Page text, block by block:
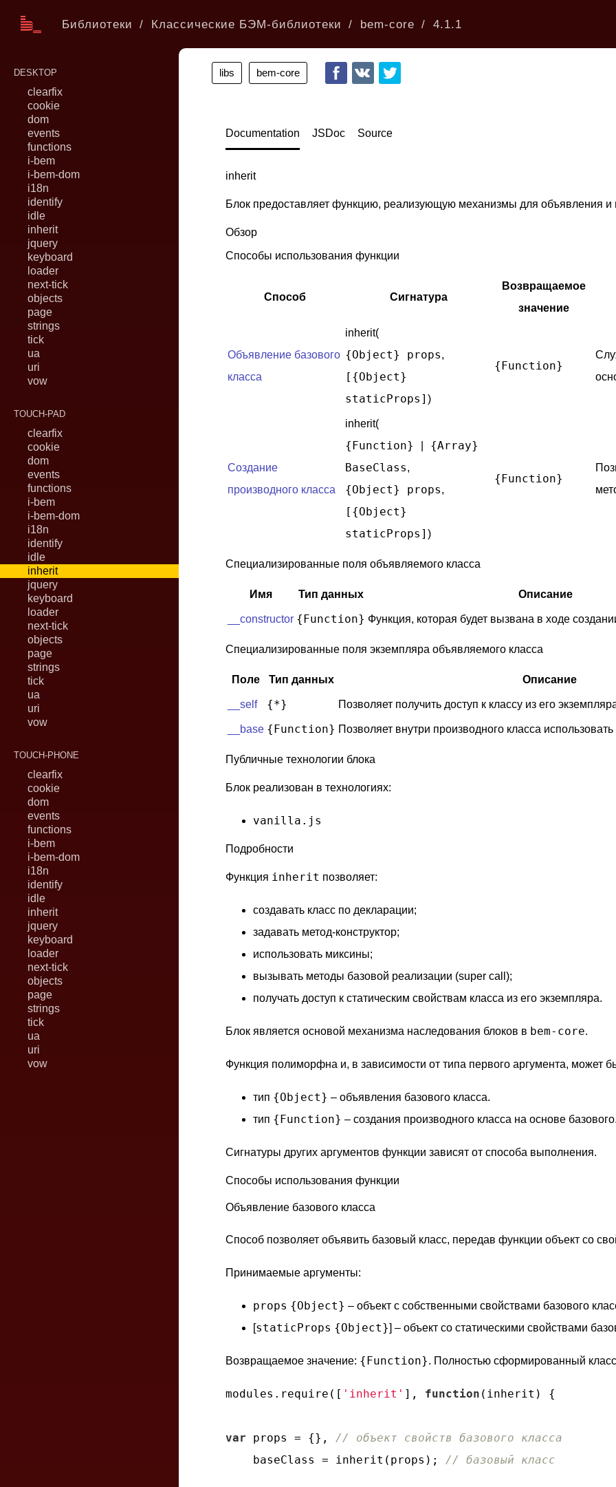
Библиотеки Классические БЭМ-библиотеки bem-core 4.1.1
DESKTOP
clearfix
cookie
dom
events
functions
i-bem
i-bem-dom
i18n
identify
idle
inherit
jquery
keyboard
loader
next-tick
objects
page
strings
tick
ua
uri
vow
TOUCH-PAD
clearfix
cookie
dom
events
functions
i-bem
i-bem-dom
i18n
identify
idle
inherit
jquery
keyboard
loader
next-tick
objects
page
strings
tick
ua
uri
vow
TOUCH-PHONE
clearfix
cookie
dom
events
functions
i-bem
i-bem-dom
i18n
identify
idle
inherit
jquery
keyboard
loader
next-tick
objects
page
strings
tick
ua
uri
vow
Documentation JSDoc Source
inherit
Блок предоставляет функцию, реализующую механизмы для объявления и
Обзор
Способы использования функции
Способ Сигнатура
Возвращаемое
значение
Объявление базового
класса
inherit(
{Object} props,
[{Object}
staticProps] )
{Function}
Создание
производного класса
inherit(
{Function}
{Array}
BaseClass,
{Object} props,
[{Object}
staticProps] )
{Function}
Специализированные поля объявляемого класса
Имя Тип данных Описание
__constructor {Function} Функция, которая будет вызвана в ходе
Специализированные поля экземпляра объявляемого класса
Поле Тип данных Описание
__self {*} Позволяет получить доступ к классу из его
__base {Function} Позволяет внутри производного класса
Публичные технологии блока
Блок реализован в технологиях:
vanilla.js
Подробности
Функция inherit позволяет:
создавать класс по декларации;
задавать метод-конструктор;
использовать миксины;
вызывать методы базовой реализации (super call);
получать доступ к статическим свойствам класса из его экземпляра.
Блок является основой механизма наследования блоков в bem-core.
Функция полиморфна и, в зависимости от типа первого аргумента, может
тип {Object} – объявления базового класса.
тип {Function} – создания производного класса на основе базового.
Сигнатуры других аргументов функции зависят от способа выполнения.
Способы использования функции
Объявление базового класса
Способ позволяет объявить базовый класс, передав функции объект со
Принимаемые аргументы:
props {Object} – объект с собственными свойствами базового
[staticProps {Object}] – объект со статическими свойствами
Возвращаемое значение: {Function}. Полностью сформированный
modules.require([ 'inherit' ], function ( inherit ) {
var props = {}, // объект свойств базового класса
    baseClass = inherit(props);
// базовый класс
libs bem-core